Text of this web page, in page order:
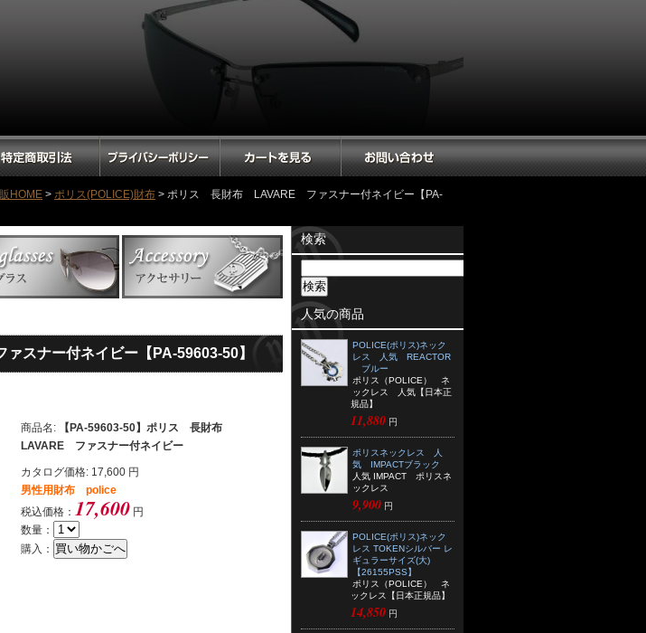
HOME > ポリス(POLICE)財布 > ポリス 長財布 LAVARE ファスナー付ネイビー【PA-
ナー付ネイビー【PA-59603-50】
商品名:
【PA-59603-50】ポリス 長財布
LAVARE ファスナー付ネイビー
カタログ価格: 17,600 円
男性用財布 police
税込価格： 17,600 円
数量：
購入：
検索
人気の商品
POLICE(ポリス)ネック
レス 人気 REACTOR
ブルー
ポリス（POLICE） ネ
ックレス 人気【日本正
規品】
11,880 円
ポリスネックレス 人
気 IMPACTブラック
人気 IMPACT ポリスネ
ックレス
9,900 円
POLICE(ポリス)ネック
レス TOKENシルバー レ
ギュラーサイズ(大)
【26155PSS】
ポリス（POLICE） ネ
ックレス【日本正規品】
14,850 円